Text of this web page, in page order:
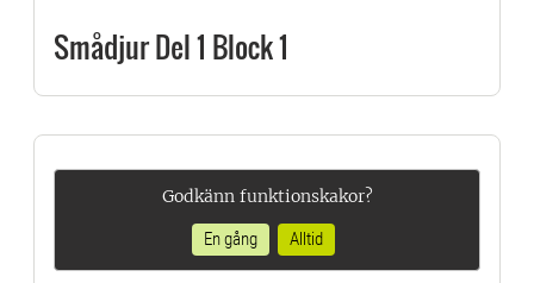
Smådjur Del 1 Block 1
Godkänn funktionskakor?
En gång
Alltid